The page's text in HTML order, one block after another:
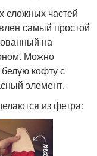
сложных частей
самый простой
на
Можно
кофту с
элемент.
из фетра: